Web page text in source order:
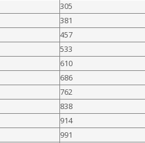
305
381
457
533
610
686
762
838
914
991